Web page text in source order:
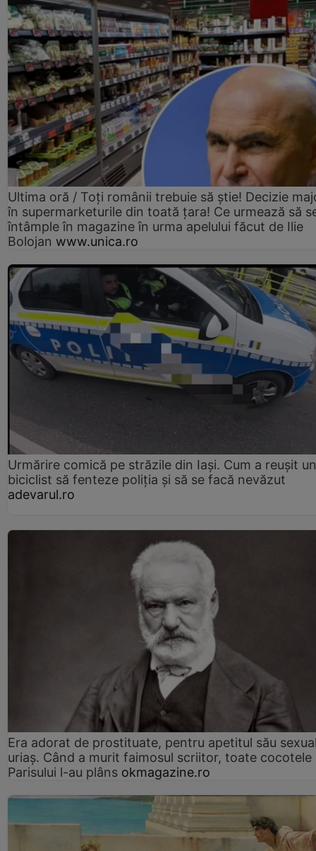
Ultima oră / Toți românii trebuie să știe! Decizie
în supermarketurile din toată țara! Ce urmează să
întâmple în magazine în urma apelului făcut de Ilie
Bolojan www.unica.ro
Urmărire comică pe străzile din Iași. Cum a reușit un
biciclist să fenteze poliția și să se facă nevăzut
adevarul.ro
Era adorat de prostituate, pentru apetitul său
uriaș. Când a murit faimosul scriitor, toate cocotele
Parisului l-au plâns okmagazine.ro